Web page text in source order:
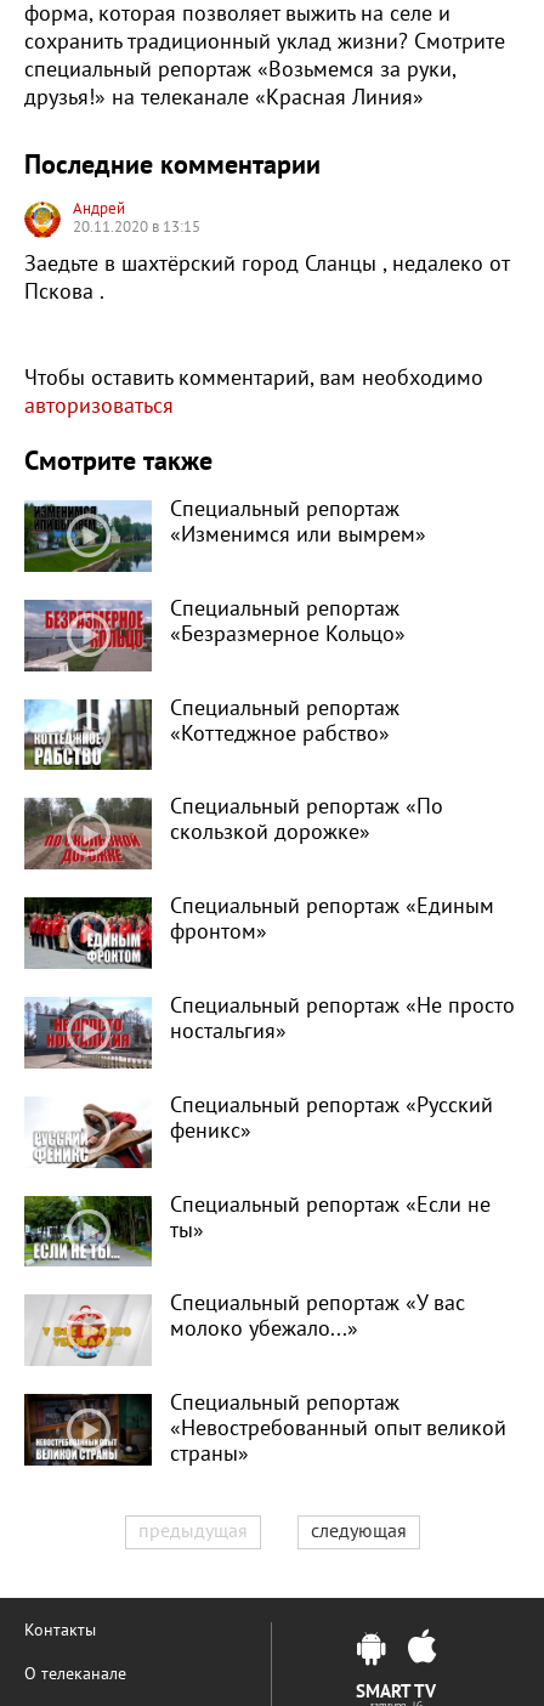
форма, которая позволяет выжить на селе и
сохранить традиционный уклад жизни? Смотрите
специальный репортаж «Возьмемся за руки,
друзья!» на телеканале «Красная Линия»
Последние комментарии
Андрей
20.11.2020 в 13:15
Заедьте в шахтёрский город Сланцы , недалеко от
Пскова .
Чтобы оставить комментарий, вам необходимо
авторизоваться
Смотрите также
Специальный репортаж
«Изменимся или вымрем»
Специальный репортаж
«Безразмерное Кольцо»
Специальный репортаж
«Коттеджное рабство»
Специальный репортаж «По
скользкой дорожке»
Специальный репортаж «Единым
фронтом»
Специальный репортаж «Не просто
ностальгия»
Специальный репортаж «Русский
феникс»
Специальный репортаж «Если не
ты»
Специальный репортаж «У вас
молоко убежало...»
Специальный репортаж
«Невостребованный опыт великой
страны»
предыдущая следующая
Контакты
О телеканале
SMART TV